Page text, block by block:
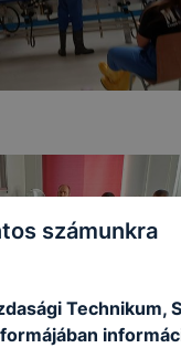
számunkra
Technikum,